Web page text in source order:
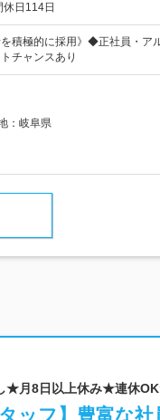
日114日
積極的に採用》◆正社員・ア
チャンスあり
：岐阜県
★月8日以上休み★連休
ッフ】豊富な社